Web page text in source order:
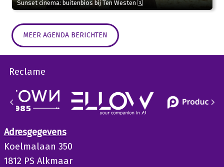
Sunset cinema: buitenbios bij Ten Westen 🗓
MEER AGENDA BERICHTEN
Reclame
Adresgegevens
Koelmalaan 350
1812 PS Alkmaar